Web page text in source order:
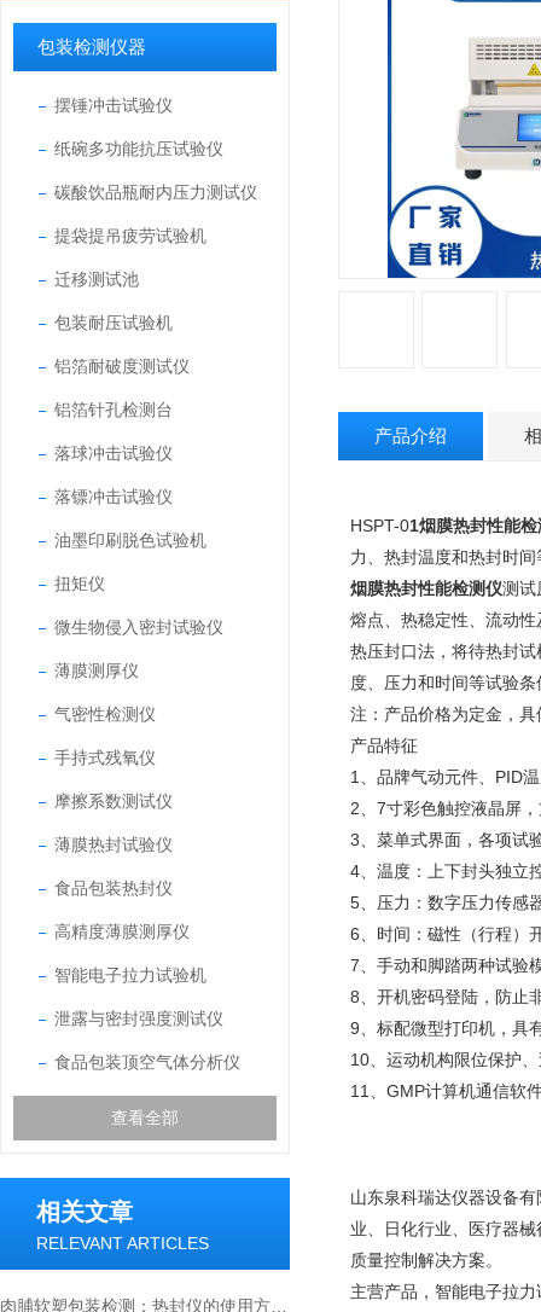
包装检测仪器
摆锤冲击试验仪
纸碗多功能抗压试验仪
碳酸饮品瓶耐内压力测试仪
提袋提吊疲劳试验机
迁移测试池
包装耐压试验机
铝箔耐破度测试仪
铝箔针孔检测台
落球冲击试验仪
落镖冲击试验仪
油墨印刷脱色试验机
扭矩仪
微生物侵入密封试验仪
薄膜测厚仪
气密性检测仪
手持式残氧仪
摩擦系数测试仪
薄膜热封试验仪
食品包装热封仪
高精度薄膜测厚仪
智能电子拉力试验机
泄露与密封强度测试仪
食品包装顶空气体分析仪
查看全部
相关文章
RELEVANT ARTICLES
产品介绍
HSPT-01烟膜热封性能检
力、热封温度和热封时
烟膜热封性能检测仪测试
熔点、热稳定性、流动
热压封口法，将待热封
度、压力和时间等试验
注：产品价格为定金，
产品特征
1、品牌气动元件、PID
2、7寸彩色触控液晶屏
3、菜单式界面，各项试
4、温度：上下封头独立
5、压力：数字压力传感
6、时间：磁性（行程）
7、手动和脚踏两种试验
8、开机密码登陆，防止
9、标配微型打印机，具
10、运动机构限位保护
11、GMP计算机通信软
山东泉科瑞达仪器设备
业、日化行业、医疗器
质量控制解决方案。
主营产品，智能电子拉